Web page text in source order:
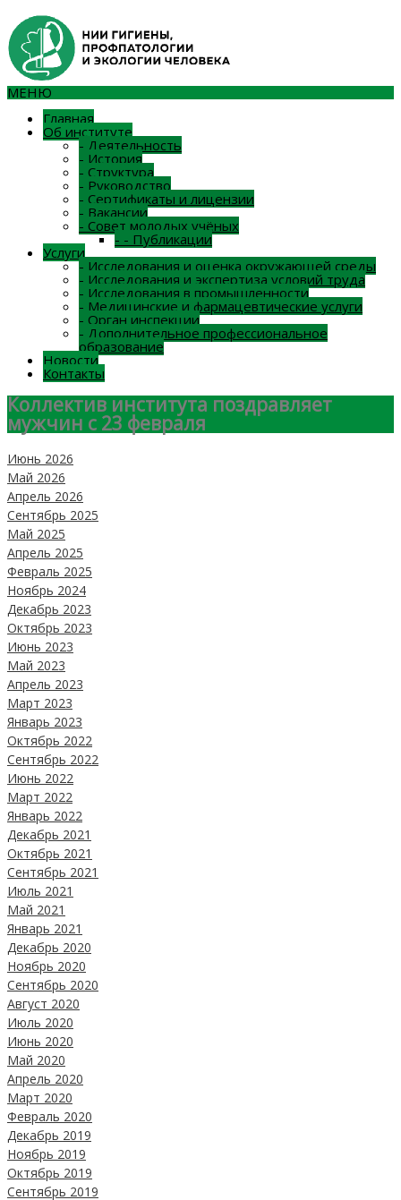
МЕНЮ
Главная
Об институте
- Деятельность
- История
- Структура
- Руководство
- Сертификаты и лицензии
- Вакансии
- Совет молодых учёных
- - Публикации
Услуги
- Исследования и оценка окружающей среды
- Исследования и экспертиза условий труда
- Исследования в промышленности
- Медицинские и фармацевтические услуги
- Орган инспекции
- Дополнительное профессиональное
образование
Новости
Контакты
Коллектив института поздравляет
мужчин с 23 февраля
Июнь 2026
Май 2026
Апрель 2026
Сентябрь 2025
Май 2025
Апрель 2025
Февраль 2025
Ноябрь 2024
Декабрь 2023
Октябрь 2023
Июнь 2023
Май 2023
Апрель 2023
Март 2023
Январь 2023
Октябрь 2022
Сентябрь 2022
Июнь 2022
Март 2022
Январь 2022
Декабрь 2021
Октябрь 2021
Сентябрь 2021
Июль 2021
Май 2021
Январь 2021
Декабрь 2020
Ноябрь 2020
Сентябрь 2020
Август 2020
Июль 2020
Июнь 2020
Май 2020
Апрель 2020
Март 2020
Февраль 2020
Декабрь 2019
Ноябрь 2019
Октябрь 2019
Сентябрь 2019